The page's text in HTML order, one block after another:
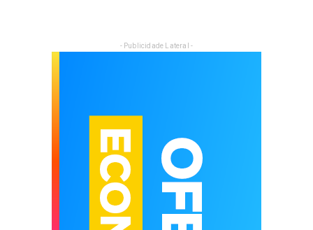
- Publicidade Lateral -